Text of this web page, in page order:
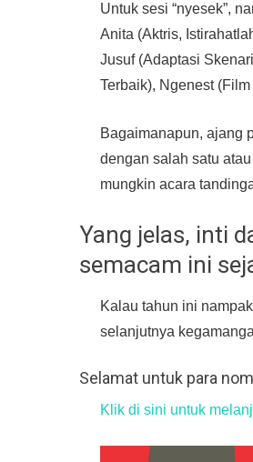
Untuk sesi “nyesek”,
Anita (Aktris,
Jusuf (Adaptasi
Terbaik), Ngenest
Bagaimanapun, ajang
dengan salah satu
mungkin acara
Yang jelas, inti
semacam ini
Kalau tahun ini
selanjutnya
Selamat untuk para
Klik di sini untuk